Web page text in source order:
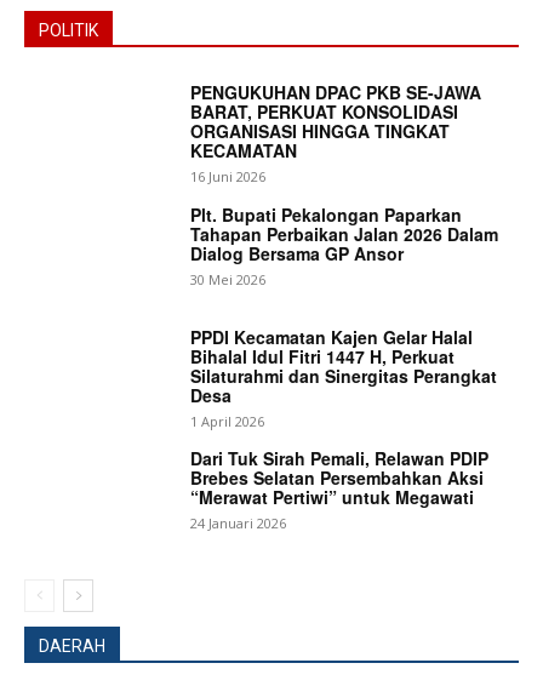
SUBSCRIBE NOW
Company
Subscription Plans
Bagikan Artikel
POLITIK
PENGUKUHAN DPAC PKB SE-JAWA
BARAT, PERKUAT KONSOLIDASI
ORGANISASI HINGGA TINGKAT
KECAMATAN
16 Juni 2026
Plt. Bupati Pekalongan Paparkan
Tahapan Perbaikan Jalan 2026 Dalam
Dialog Bersama GP Ansor
30 Mei 2026
PPDI Kecamatan Kajen Gelar Halal
Bihalal Idul Fitri 1447 H, Perkuat
Silaturahmi dan Sinergitas Perangkat
Desa
1 April 2026
Dari Tuk Sirah Pemali, Relawan PDIP
Brebes Selatan Persembahkan Aksi
“Merawat Pertiwi” untuk Megawati
24 Januari 2026
DAERAH